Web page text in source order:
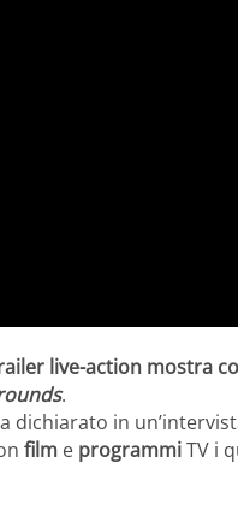
live-action mostra
.
dichiarato in
film e programmiTV i